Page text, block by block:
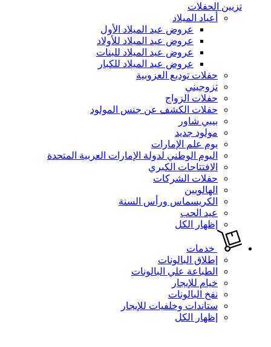
تزيين الحفلات
أعياد الميلاد
عروض عيد الميلاد الأول
عروض عيد الميلاد للأولاد
عروض عيد الميلاد للبنات
عروض عيد الميلاد للكبار
حفلات توديع العزوبية
تزوجيني
حفلات الزواج
حفلات الكشف عن جنس المولود
بيبي شاور
مولود جديد
يوم علم الإمارات
اليوم الوطني لدولة الإمارات العربية المتحدة
الافتتاحات الكبري
حفلات الشركات
الهالويين
الكريسماس ورأس السنة
عيد الحب
إظهار الكل
خدمات
إطلاق البالونات
الطباعة علي البالونات
خيام للإيجار
نفخ البالونات
ستاندات وخلفيات للإيجار
إظهار الكل